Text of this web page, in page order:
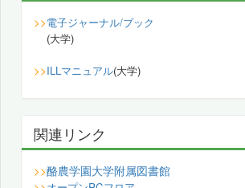
>>電子ジャーナル/ブック
(大学)
>>ILLマニュアル(大学)
関連リンク
>>酪農学園大学附属図書館